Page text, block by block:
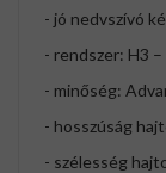
- jó nedvszívó
- rendszer: H3
- minőség:
- hosszúság
- szélesség